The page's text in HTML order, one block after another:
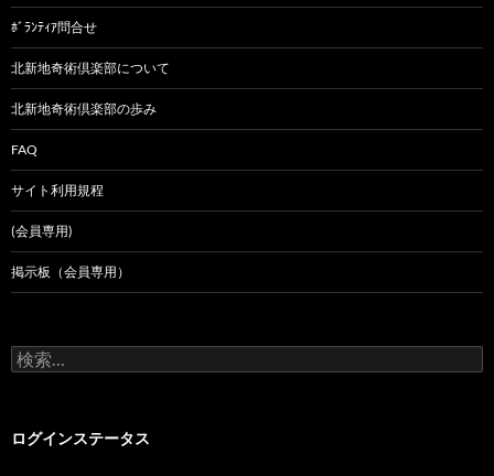
ﾎﾞﾗﾝﾃｨｱ問合せ
北新地奇術倶楽部について
北新地奇術倶楽部の歩み
FAQ
サイト利用規程
(会員専用)
掲示板（会員専用）
検
索:
ログインステータス